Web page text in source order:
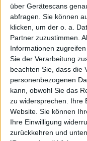
über Gerätescans
abfragen. Sie können
klicken, um der o. a.
Partner zuzustimmen.
Informationen
Sie der Verarbeitung
beachten Sie, dass die
personenbezogenen
kann, obwohl Sie das
zu widersprechen. Ihre
Website. Sie können
Ihre Einwilligung
zurückkehren und
In einem Interview
Rybakina mit
Saison zurück.
Vorbereitung
Veränderungen im
die Person
verschiedene
„Am Ende